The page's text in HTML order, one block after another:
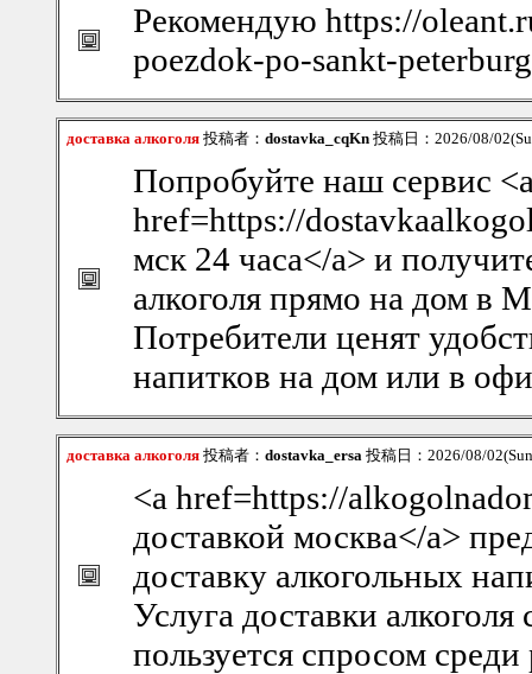
Рекомендую https://
poezdok-po-sankt-
доставка алкоголя 投稿者： dostavka_cqKn 投稿日：2026/08/
Попробуйте наш сервис
href=https://
мск 24 часа</a> и
алкоголя прямо на дом в
Потребители ценят
напитков на дом или в
доставка алкоголя 投稿者： dostavka_ersa 投稿日：2026/08/
<a href=https://
доставкой москва</a>
доставку алкогольных
Услуга доставки алкоголя
пользуется спросом